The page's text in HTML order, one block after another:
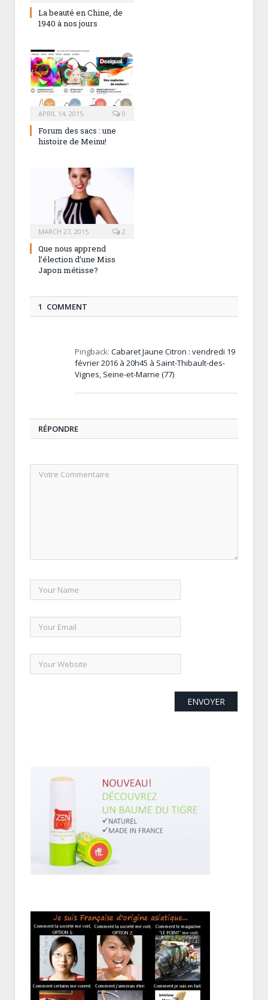
La beauté en Chine, de
1940 à nos jours
APRIL 14, 2015 0
Forum des sacs : une
histoire de Meinu!
MARCH 27, 2015 2
Que nous apprend
l’élection d’une Miss
Japon métisse?
1 COMMENT
Pingback: Cabaret Jaune Citron : vendredi 19
février 2016 à 20h45 à Saint-Thibault-des-
Vignes, Seine-et-Marne (77)
RÉPONDRE